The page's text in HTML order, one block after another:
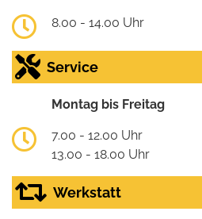
8.00 - 14.00 Uhr
Service
Montag bis Freitag
7.00 - 12.00 Uhr
13.00 - 18.00 Uhr
Werkstatt